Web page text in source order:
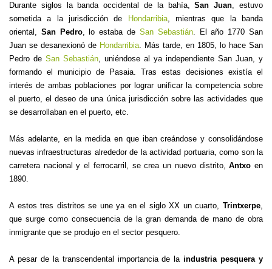
Durante siglos la banda occidental de la bahía,San Juan, estuvo
sometida a la jurisdicción de
Hondarribia, mientras que la banda
oriental, San Pedro, lo estaba de San Sebastián. El año 1770 San
Juan se desanexionó de Hondarribia. Más tarde, en 1805, lo hace San
Pedro de San Sebastián, uniéndose al ya independiente San Juan, y
formando el municipio de Pasaia. Tras estas decisiones existía el
interés de ambas poblaciones por lograr unificar la competencia sobre
el puerto, el deseo de una única jurisdicción sobre las actividades que
se desarrollaban en el puerto, etc.
Más adelante, en la medida en que iban creándose y consolidándose
nuevas infraestructuras alrededor de la actividad portuaria, como son la
carretera nacional y el ferrocarril, se crea un nuevo distrito,Antxo en
1890.
A estos tres distritos se une ya en el siglo XX un cuarto, Trintxerpe,
que surge como consecuencia de la gran demanda de mano de obra
inmigrante que se produjo en el sector pesquero.
A pesar de la transcendental importancia de laindustria pesquera y